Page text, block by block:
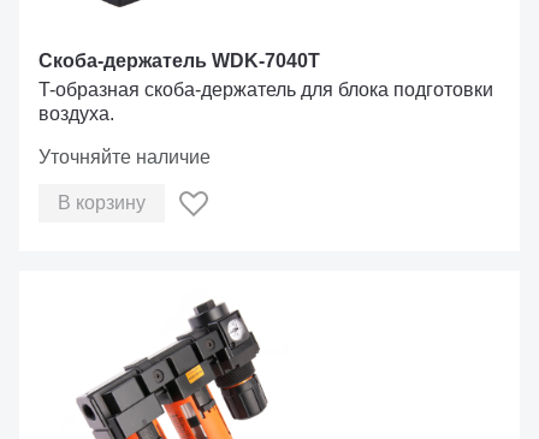
Скоба-держатель WDK-7040T
T-образная скоба-держатель для блока подготовки
воздуха.
Уточняйте наличие
В корзину